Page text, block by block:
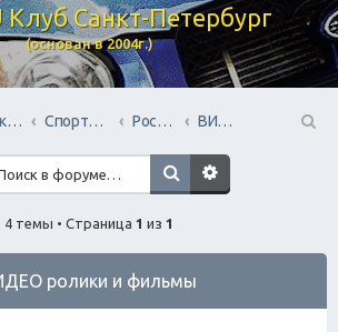
Клуб Санкт-Петербург
(основан в 2004г.)
Список форумов Спортивный раздел Российский АВТОспорт
ВИДЕО ролики и фильмы
4 темы • Страница 1 из 1
ролики и фильмы